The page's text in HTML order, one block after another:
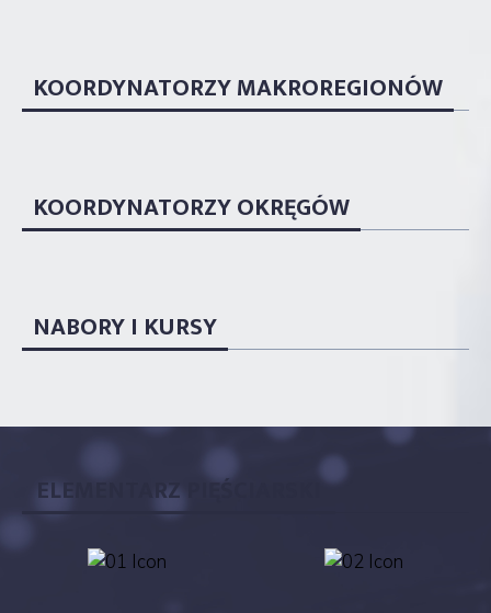
KOORDYNATORZY MAKROREGIONÓW
KOORDYNATORZY OKRĘGÓW
NABORY I KURSY
ELEMENTARZ PIĘŚCIARSKI